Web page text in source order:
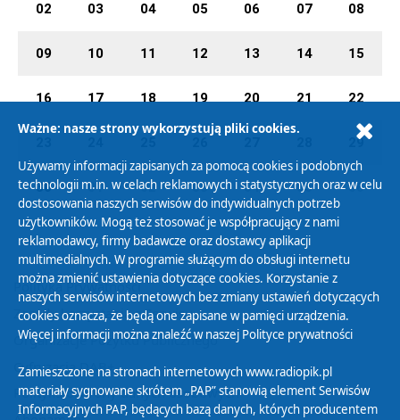
02 03 04 05 06 07 08
09 10 11 12 13 14 15
16 17 18 19 20 21 22
29
30 01 02 03 04 05 06
Polityka Prywatności
Zasady korzystania z Serwisu
Organizacje Pożytku Publicznego
Cyfryzacja DAB+
Polityka ochrony danych osobowych
Ważne: nasze strony wykorzystują pliki cookies.
Używamy informacji zapisanych za pomocą cookies i podobnych
technologii m.in. w celach reklamowych i statystycznych oraz w celu
dostosowania naszych serwisów do indywidualnych potrzeb
użytkowników. Mogą też stosować je współpracujący z nami
reklamodawcy, firmy badawcze oraz dostawcy aplikacji
multimedialnych. W programie służącym do obsługi internetu
można zmienić ustawienia dotyczące cookies. Korzystanie z
naszych serwisów internetowych bez zmiany ustawień dotyczących
cookies oznacza, że będą one zapisane w pamięci urządzenia.
Więcej informacji można znaleźć w naszej Polityce prywatności
Zamieszczone na stronach internetowych www.radiopik.pl
materiały sygnowane skrótem „PAP” stanowią element Serwisów
Informacyjnych PAP, będących bazą danych, których producentem